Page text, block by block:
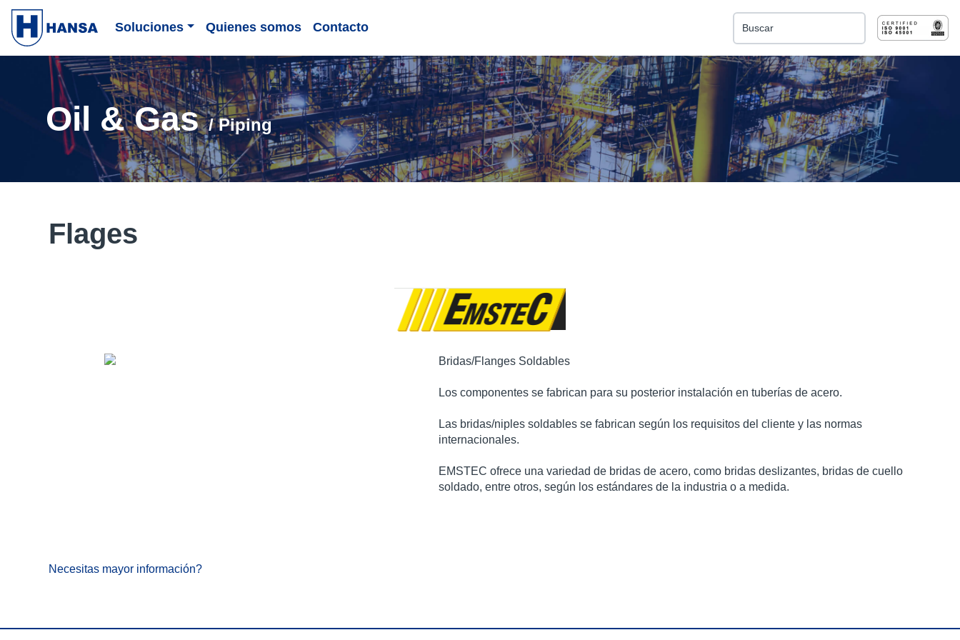
Soluciones Quienes somos Contacto
Esto es un campo de búsqueda con una función
No hay sugerencias porque el campo de
Oil & Gas/ Piping
Flages
Bridas/Flanges Soldables
Los componentes se fabrican para su posterior instalación en tuberías de acero.
Las bridas/niples soldables se fabrican según los requisitos del cliente y las normas
internacionales.
EMSTEC ofrece una variedad de bridas de acero, como bridas deslizantes, bridas de cuello
soldado, entre otros, según los estándares de la industria o a medida.
Necesitas mayor información?